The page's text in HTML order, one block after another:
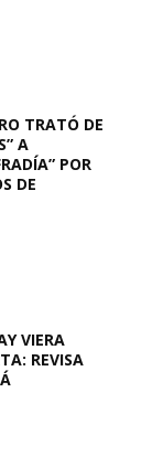
TRATÓ DE
A
POR
DE
VIERA
REVISA